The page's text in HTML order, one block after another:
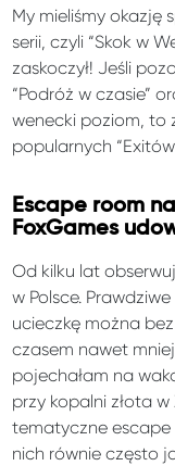
My mieliśmy okazję
serii, czyli “Skok w
zaskoczył! Jeśli
“Podróż w czasie”
wenecki poziom, to
popularnych
Escape room
FoxGames
Od kilku lat
w Polsce.
ucieczkę można
czasem nawet
pojechałam na
przy kopalni złota
tematyczne escape
nich równie często